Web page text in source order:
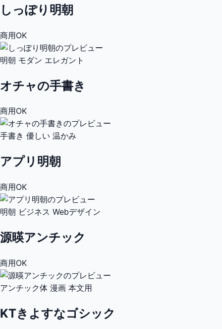
しっぽり明朝
商用OK
明朝 モダン エレガント
オチャの手書き
商用OK
手書き 優しい 温かみ
アプリ明朝
商用OK
明朝 ビジネス Webデザイン
源暎アンチック
商用OK
アンチック体 漫画 本文用
KTきよすなゴシック